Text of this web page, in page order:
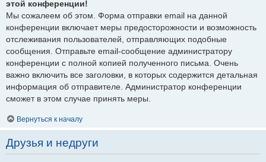
этой конференции!
Мы сожалеем об этом. Форма отправки email на данной
конференции включает меры предосторожности и возможность
отслеживания пользователей, отправляющих подобные
сообщения. Отправьте email-сообщение администратору
конференции с полной копией полученного письма. Очень
важно включить все заголовки, в которых содержится детальная
информация об отправителе. Администратор конференции
сможет в этом случае принять меры.
Вернуться к началу
Друзья и недруги